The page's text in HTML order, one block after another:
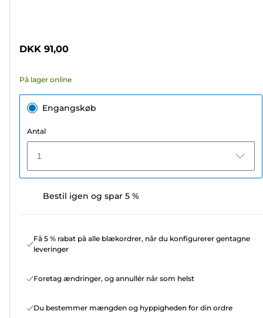
stjerner.
anmeldelser
DKK 91,00
På lager online
Engangskøb
Antal
1
Bestil igen og spar 5 %
Få 5 % rabat på alle blækordrer, når du konfigurerer gentagne
leveringer
Foretag ændringer, og annullér når som helst
Du bestemmer mængden og hyppigheden for din ordre